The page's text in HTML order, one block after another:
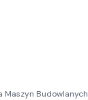
Maszyn Budowlanych